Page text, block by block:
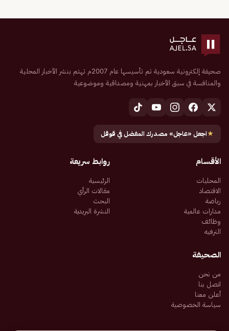
صحيفة إلكترونية سعودية تم تأسيسها عام 2007م تهتم بنشر الأخبار المحلية
والمنافسة في سبق الأخبار بمهنية ومصداقية وموضوعية
★اجعل «عاجل» مصدرك المفضل في قوقل
الأقسام
المحليات
الاقتصاد
رياضة
مدارات عالمية
وظائف
الترفيه
روابط سريعة
الرئيسية
مقالات الرأي
البحث
النشرة البريدية
الصحيفة
من نحن
اتصل بنا
أعلن معنا
سياسة الخصوصية